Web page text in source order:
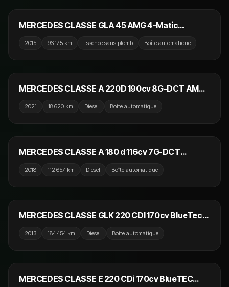
MERCEDES CLASSE GLA 45 AMG 4-Matic
Ouvrant / Harman Kardon
2015 96 175 km Essence sans plomb Boîte automatique
EN PRÉPARATION
27 990 €
MERCEDES CLASSE A 220D 190cv 8G-DCT AMG
Dynamic Select
2021 18 620 km Diesel Boîte automatique
17 990 €
MERCEDES CLASSE A 180 d 116cv 7G-DCT
de Recul
2018 112 657 km Diesel Boîte automatique
14 990 €
MERCEDES CLASSE GLK 220 CDI 170cv BlueTec
2013 184 454 km Diesel Boîte automatique
15 990 €
MERCEDES CLASSE E 220 CDi 170cv BlueTEC